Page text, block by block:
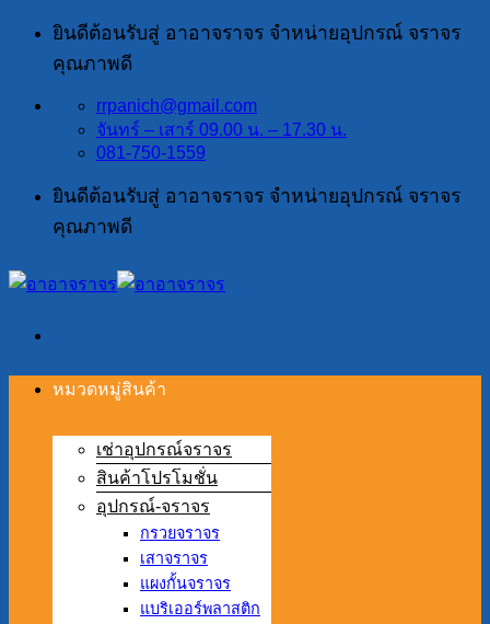
ข้าม
เนื้อหา
ยินดีต้อนรับสู่ อาอาจราจร จำหน่ายอุปกรณ์ จราจร
คุณภาพดี
rrpanich@gmail.com
จันทร์ – เสาร์ 09.00 น. – 17.30 น.
081-750-1559
ยินดีต้อนรับสู่ อาอาจราจร จำหน่ายอุปกรณ์ จราจร
คุณภาพดี
หมวดหมู่สินค้า
เช่าอุปกรณ์จราจร
สินค้าโปรโมชั่น
อุปกรณ์-จราจร
กรวยจราจร
เสาจราจร
แผงกั้นจราจร
แบริเออร์พลาสติก